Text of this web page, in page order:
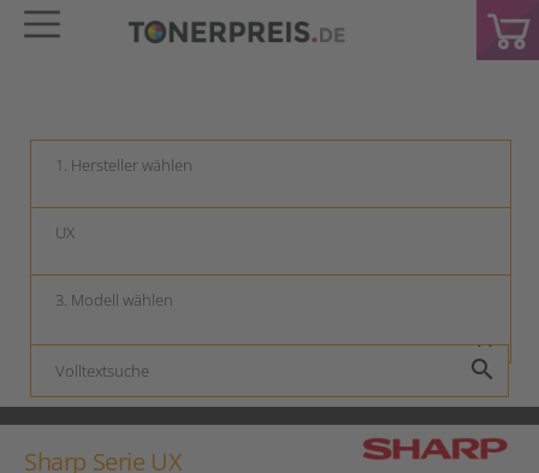
keyboard_arrow_down
keyboard_arrow_down
keyboard_arrow_down
search
Sharp Serie UX